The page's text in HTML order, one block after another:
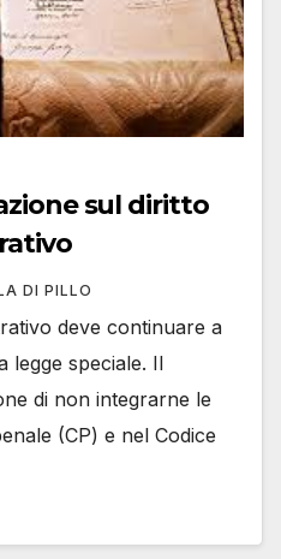
sul diritto
DI PILLO
deve continuare a
legge speciale. Il
di non integrarne le
(CP) e nel Codice